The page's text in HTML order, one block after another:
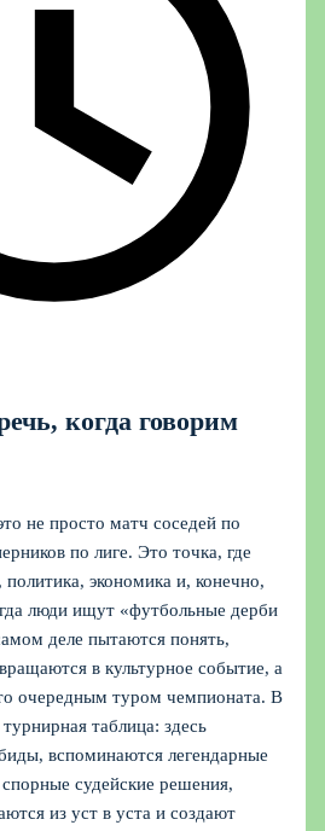
когда говорим
не просто матч соседей по
по лиге. Это точка, где
политика, экономика и, конечно,
люди ищут «футбольные дерби
деле пытаются понять,
в культурное событие, а
очередным туром чемпионата. В
таблица: здесь
вспоминаются легендарные
судейские решения,
из уст в уста и создают